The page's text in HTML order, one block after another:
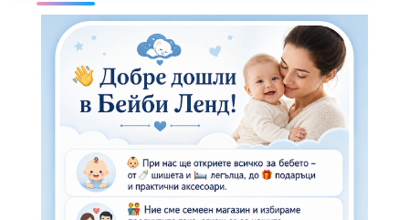
Facebook Viber
WhatsApp Копирай линк